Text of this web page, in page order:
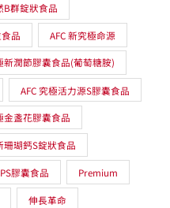
B群錠狀食品
品 AFC 新究極命源
新潤節膠囊食品(葡萄糖胺)
AFC 究極活力源S膠囊食品
金盞花膠囊食品
珊瑚鈣S錠狀食品
膠囊食品 Premium
伸長革命